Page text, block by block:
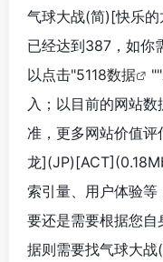
气球大战(简)[快乐
已经达到387，如你
以点击"5118数据 ""
入；以目前的网站
准，更多网站价值
龙
索引量、用户体验
要还是需要根据您
据则需要找气球大